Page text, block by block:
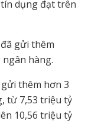
dụng đạt trên
gửi thêm
hàng.
thêm hơn 3
từ 7,53 triệu tỷ
10,56 triệu tỷ